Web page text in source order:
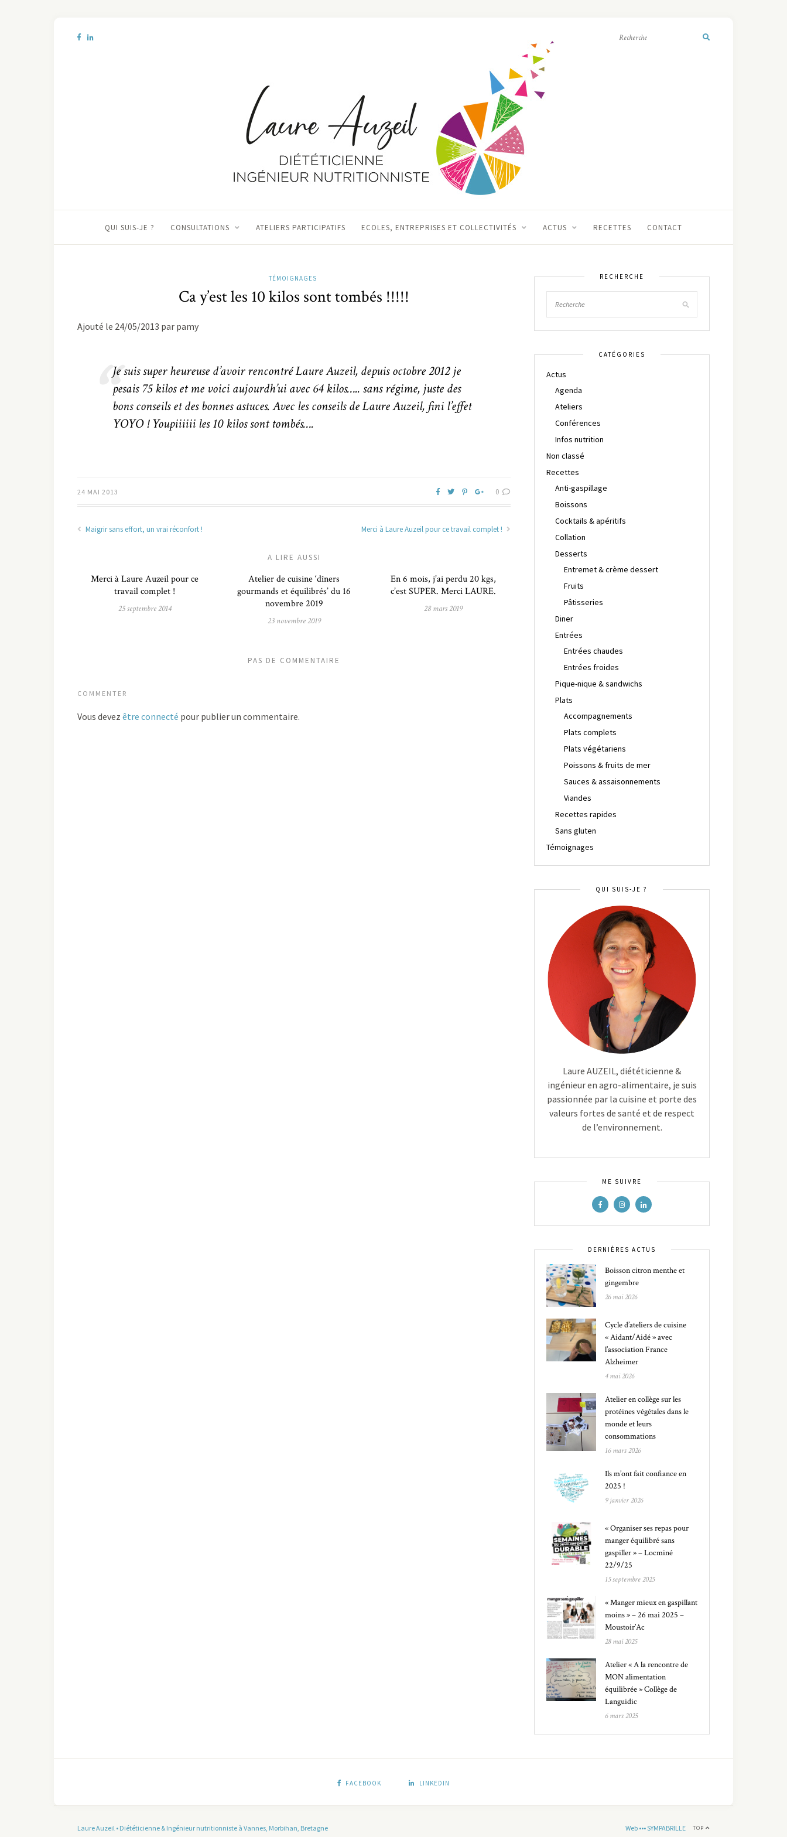
QUI SUIS-JE ? CONSULTATIONS ATELIERS PARTICIPATIFS ECOLES, ENTREPRISES ET COLLECTIVITÉS ACTUS RECETTES CONTACT
TÉMOIGNAGES
Ca y’est les 10 kilos sont tombés !!!!!
Ajouté le 24/05/2013 par pamy
Je suis super heureuse d’avoir rencontré Laure Auzeil, depuis octobre 2012 je
pesais 75 kilos et me voici aujourdh’ui avec 64 kilos….. sans régime, juste des
bons conseils et des bonnes astuces. Avec les conseils de Laure Auzeil, fini l’effet
YOYO ! Youpiiiiii les 10 kilos sont tombés….
24 MAI 2013 0
Maigrir sans effort, un vrai réconfort ! Merci à Laure Auzeil pour ce travail complet !
A LIRE AUSSI
Merci à Laure Auzeil pour ce
travail complet !
25 septembre 2014
Atelier de cuisine ‘dîners
gourmands et équilibrés’ du 16
novembre 2019
23 novembre 2019
En 6 mois, j’ai perdu 20 kgs,
c’est SUPER. Merci LAURE.
28 mars 2019
PAS DE COMMENTAIRE
COMMENTER
Vous devez être connecté pour publier un commentaire.
RECHERCHE
CATÉGORIES
Actus
Agenda
Ateliers
Conférences
Infos nutrition
Non classé
Recettes
Anti-gaspillage
Boissons
Cocktails & apéritifs
Collation
Desserts
Entremet & crème dessert
Fruits
Pâtisseries
Diner
Entrées
Entrées chaudes
Entrées froides
Pique-nique & sandwichs
Plats
Accompagnements
Plats complets
Plats végétariens
Poissons & fruits de mer
Sauces & assaisonnements
Viandes
Recettes rapides
Sans gluten
Témoignages
QUI SUIS-JE ?
Laure AUZEIL, diététicienne &
ingénieur en agro-alimentaire, je suis
passionnée par la cuisine et porte des
valeurs fortes de santé et de respect
de l’environnement.
ME SUIVRE
DERNIÈRES ACTUS
Boisson citron menthe et
gingembre
26 mai 2026
Cycle d’ateliers de cuisine
« Aidant/Aidé » avec
l’association France
Alzheimer
4 mai 2026
Atelier en collège sur les
protéines végétales dans le
monde et leurs
consommations
16 mars 2026
Ils m’ont fait confiance en
2025 !
9 janvier 2026
« Organiser ses repas pour
manger équilibré sans
gaspiller » – Locminé
22/9/25
15 septembre 2025
« Manger mieux en gaspillant
moins » – 26 mai 2025 –
Moustoir’Ac
28 mai 2025
Atelier « A la rencontre de
MON alimentation
équilibrée » Collège de
Languidic
6 mars 2025
FACEBOOK LINKEDIN
Laure Auzeil • Diététicienne & Ingénieur nutritionniste à Vannes, Morbihan, Bretagne TOP
Web ••• SYMPABRILLE